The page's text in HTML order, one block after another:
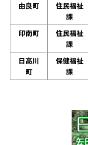
由良町
住民福祉
課
印南町
住民福祉
課
日高川
町
保健福祉
課